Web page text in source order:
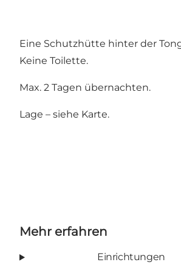
Eine Schutzhütte hinter der
Keine Toilette.
Max. 2 Tagen übernachten.
Lage – siehe Karte.
Mehr erfahren
Einrichtungen